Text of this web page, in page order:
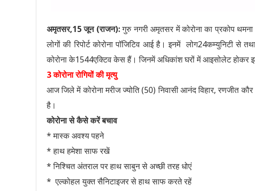
अमृतसर,15 जून (राजन):गुरु नगरी अमृतसर में कोरोना का प्रकोप थमना
लोगों की रिपोर्ट कोरोना पॉजिटिव आई है। इनमें लोग24कम्युनिटी
कोरोना के1544एक्टिव केस हैं। जिनमें अधिकांश घरों में आइसोलेट होकर
3 कोरोना रोगियों की मृत्यु
आज जिले में कोरोना मरीज ज्योति (50) निवासी आनंद विहार, रणजीत
है।
कोरोना से कैसे करें बचाव
* मास्क अवश्य पहने
* हाथ हमेशा साफ रखें
* निश्चित अंतराल पर हाथ साबुन से अच्छी तरह धोएं
* एल्कोहल युक्त सैनिटाइजर से हाथ साफ करते रहें